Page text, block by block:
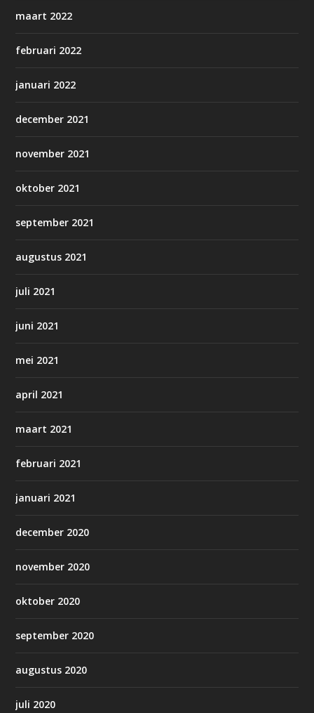
maart 2022
februari 2022
januari 2022
december 2021
november 2021
oktober 2021
september 2021
augustus 2021
juli 2021
juni 2021
mei 2021
april 2021
maart 2021
februari 2021
januari 2021
december 2020
november 2020
oktober 2020
september 2020
augustus 2020
juli 2020